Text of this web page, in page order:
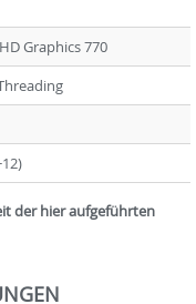
Graphics 770
der hier aufgeführten